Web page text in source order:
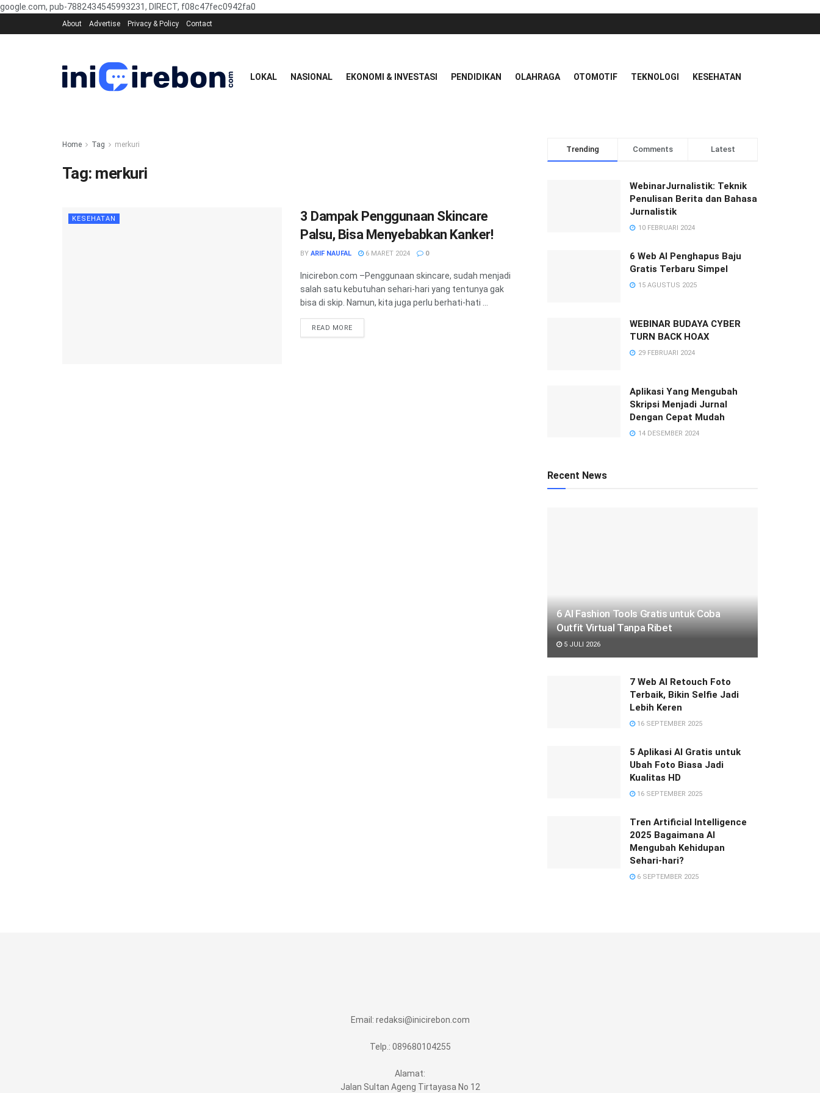
google.com, pub-7882434545993231, DIRECT, f08c47fec0942fa0
About Advertise Privacy & Policy Contact
LOKAL NASIONAL EKONOMI & INVESTASI PENDIDIKAN OLAHRAGA OTOMOTIF TEKNOLOGI KESEHATAN
Home Tag merkuri
Tag: merkuri
KESEHATAN
3 Dampak Penggunaan Skincare
Palsu, Bisa Menyebabkan Kanker!
BY ARIF NAUFAL 6 MARET 2024 0
Inicirebon.com –Penggunaan skincare, sudah menjadi
salah satu kebutuhan sehari-hari yang tentunya gak
bisa di skip. Namun, kita juga perlu berhati-hati ...
READ MORE
Trending Comments Latest
WebinarJurnalistik: Teknik
Penulisan Berita dan Bahasa
Jurnalistik
10 FEBRUARI 2024
6 Web AI Penghapus Baju
Gratis Terbaru Simpel
15 AGUSTUS 2025
WEBINAR BUDAYA CYBER
TURN BACK HOAX
29 FEBRUARI 2024
Aplikasi Yang Mengubah
Skripsi Menjadi Jurnal
Dengan Cepat Mudah
14 DESEMBER 2024
Recent News
6 AI Fashion Tools Gratis untuk Coba
Outfit Virtual Tanpa Ribet
5 JULI 2026
7 Web AI Retouch Foto
Terbaik, Bikin Selfie Jadi
Lebih Keren
16 SEPTEMBER 2025
5 Aplikasi AI Gratis untuk
Ubah Foto Biasa Jadi
Kualitas HD
16 SEPTEMBER 2025
Tren Artificial Intelligence
2025 Bagaimana AI
Mengubah Kehidupan
Sehari-hari?
6 SEPTEMBER 2025
Email: redaksi@inicirebon.com
Telp.: 089680104255
Alamat:
Jalan Sultan Ageng Tirtayasa No 12